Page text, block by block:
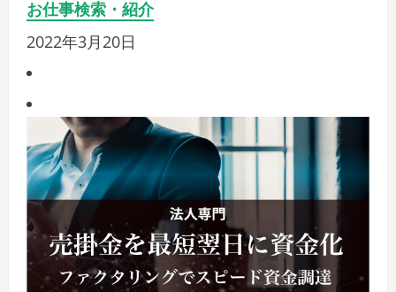
お仕事検索・紹介
2022年3月20日